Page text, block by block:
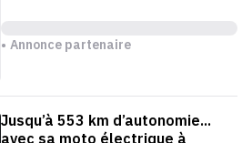
Annonce partenaire
Jusqu’à 553 km d’autonomie...
avec sa moto électrique à